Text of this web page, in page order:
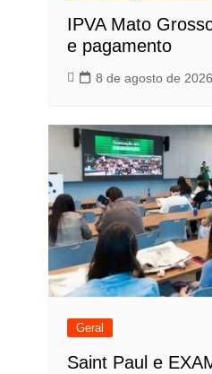
IPVA Mato
e pagamento
8 de agosto de 2026
Geral
Saint Paul e